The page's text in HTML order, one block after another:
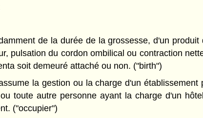
de la durée de la grossesse, d'un produit
pulsation du cordon ombilical ou contraction
soit demeuré attaché ou non. ("birth")
la gestion ou la charge d'un établissement
toute autre personne ayant la charge d'un
("occupier")